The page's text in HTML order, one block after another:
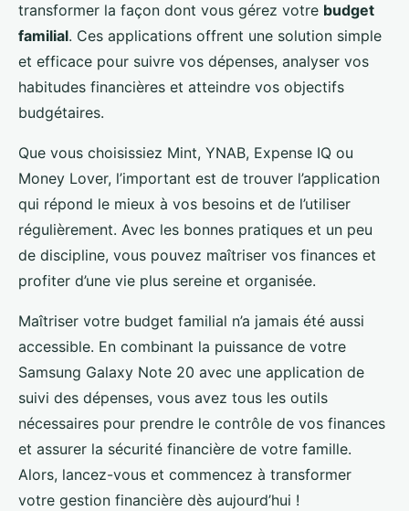
transformer la façon dont vous gérez votre budget
familial. Ces applications offrent une solution simple
et efficace pour suivre vos dépenses, analyser vos
habitudes financières et atteindre vos objectifs
budgétaires.
Que vous choisissiez Mint, YNAB, Expense IQ ou
Money Lover, l’important est de trouver l’application
qui répond le mieux à vos besoins et de l’utiliser
régulièrement. Avec les bonnes pratiques et un peu
de discipline, vous pouvez maîtriser vos finances et
profiter d’une vie plus sereine et organisée.
Maîtriser votre budget familial n’a jamais été aussi
accessible. En combinant la puissance de votre
Samsung Galaxy Note 20 avec une application de
suivi des dépenses, vous avez tous les outils
nécessaires pour prendre le contrôle de vos finances
et assurer la sécurité financière de votre famille.
Alors, lancez-vous et commencez à transformer
votre gestion financière dès aujourd’hui !